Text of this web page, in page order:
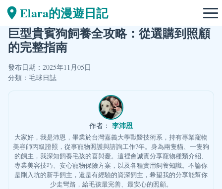
Elara的漫遊日記
巨型貴賓狗飼養全攻略：從選購到照顧
的完整指南
發布日期：2025年11月05日
分類： 毛球日誌
作者： 李沛恩
大家好，我是沛恩，畢業於台灣嘉義大學獸醫技術系，持有專業寵物
美容師丙級證照，從事寵物照護與諮詢工作7年。身為兩隻貓、一隻狗
的飼主，我深知飼養毛孩的喜與憂。這裡會誠實分享寵物種類介紹、
專業美容技巧、安心寵物保險方案，以及各種實用飼養知識。不論你
是剛入坑的新手飼主，還是有經驗的資深飼主，希望我的分享能幫你
少走彎路，給毛孩最完善、最安心的照顧。